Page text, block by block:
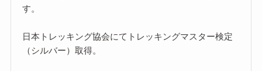
す。
日本トレッキング協会にてトレッキングマスター検定
（シルバー）取得。